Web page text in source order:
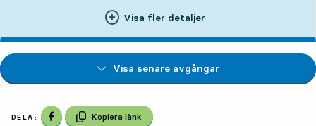
Visa fler detaljer
Visa senare avgångar
DELA: Dela på Facebook
Kopiera länk